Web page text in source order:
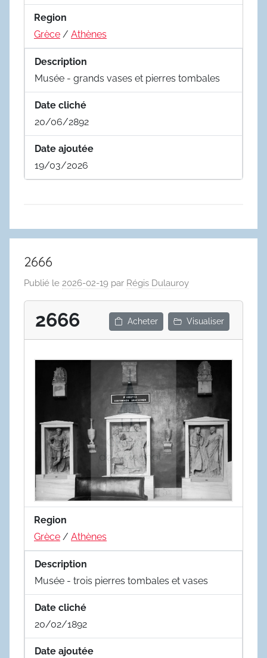
Region
Grèce / Athènes
Description
Musée - grands vases et pierres tombales
Date cliché
20/06/2892
Date ajoutée
19/03/2026
2666
Publié le 2026-02-19 par Régis Dulauroy
2666 Acheter Visualiser
Region
Grèce / Athènes
Description
Musée - trois pierres tombales et vases
Date cliché
20/02/1892
Date ajoutée